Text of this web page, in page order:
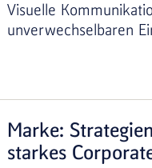
Visuelle
unverwechselbaren
Marke:
starkes